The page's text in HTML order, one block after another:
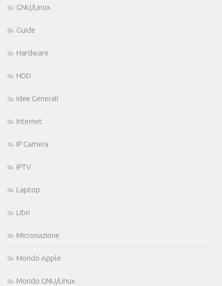
GNU/Linux
Guide
Hardware
HDD
Idee Generali
Internet
IP Camera
IPTV
Laptop
Libri
Micronazione
Mondo Apple
Mondo GNU/Linux